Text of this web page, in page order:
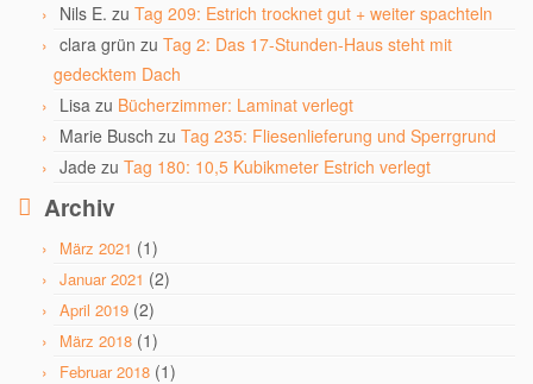
Nils E. zu Tag 209: Estrich trocknet gut + weiter spachteln
clara grün zu Tag 2: Das 17-Stunden-Haus steht mit
gedecktem Dach
Lisa zu Bücherzimmer: Laminat verlegt
Marie Busch zu Tag 235: Fliesenlieferung und Sperrgrund
Jade zu Tag 180: 10,5 Kubikmeter Estrich verlegt
Archiv
März 2021 (1)
Januar 2021 (2)
April 2019 (2)
März 2018 (1)
Februar 2018 (1)